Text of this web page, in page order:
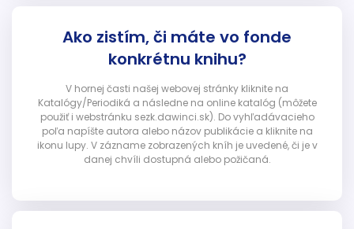
Ako zistím, či máte vo fonde
konkrétnu knihu?
V hornej časti našej webovej stránky kliknite na
Katalógy/Periodiká a následne na online katalóg (môžete
použiť i webstránku sezk.dawinci.sk). Do vyhľadávacieho
poľa napíšte autora alebo názov publikácie a kliknite na
ikonu lupy. V zázname zobrazených kníh je uvedené, či je v
danej chvíli dostupná alebo požičaná.